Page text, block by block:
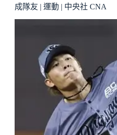
成隊友 | 運動 | 中央社 CNA